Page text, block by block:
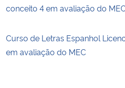
conceito 4 em avaliação do
Curso de Letras Espanhol
em avaliação do MEC